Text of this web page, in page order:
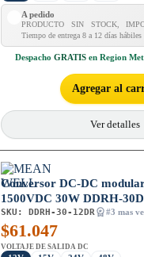
A pedido
PRODUCTO SIN STOCK,
Tiempo de entrega 8 a 12 días hábiles
Despacho GRATIS en Region
Agregar al
Ver detalles
Conversor DC-DC
1500VDC 30W DDRH-
SKU: DDRH-30-12DR #3 mas
$61.047
VOLTAJE DE SALIDA DC